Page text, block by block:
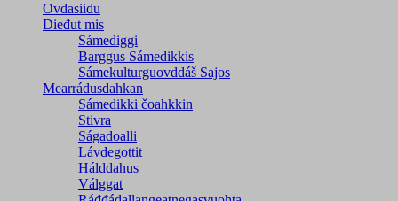
Ovdasiidu
Dieđut mis
Sámediggi
Barggus Sámedikkis
Sámekulturguovddáš Sajos
Mearrádusdahkan
Sámedikki čoahkkin
Stivra
Ságadoalli
Lávdegottit
Hálddahus
Válggat